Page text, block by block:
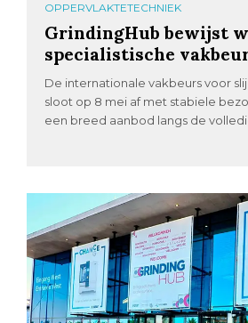
OPPERVLAKTETECHNIEK
GrindingHub bewijst
specialistische
De internationale vakbeurs voor
sloot op 8 mei af met stabiele
een breed aanbod langs de